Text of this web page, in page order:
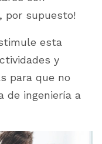
por supuesto!
esta
y
para que no
de ingeniería a